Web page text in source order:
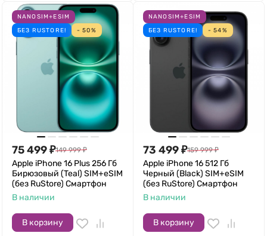
NANOSIM+ESIM
БЕЗ RUSTORE!
- 50%
75 499₽149 999 ₽
Apple iPhone 16 Plus 256 Гб
Бирюзовый (Teal) SIM+eSIM
(без RuStore) Смартфон
В наличии
В корзину
NANOSIM+ESIM
БЕЗ RUSTORE!
- 54%
73 499₽159 999 ₽
Apple iPhone 16 512 Гб
Черный (Black) SIM+eSIM
(без RuStore) Смартфон
В наличии
В корзину